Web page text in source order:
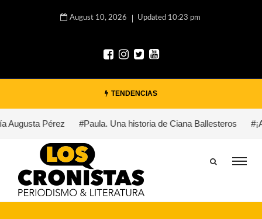
August 10, 2026 Updated 10:23 pm
TENDENCIAS
Pérez #Paula. Una historia de Ciana Ballesteros